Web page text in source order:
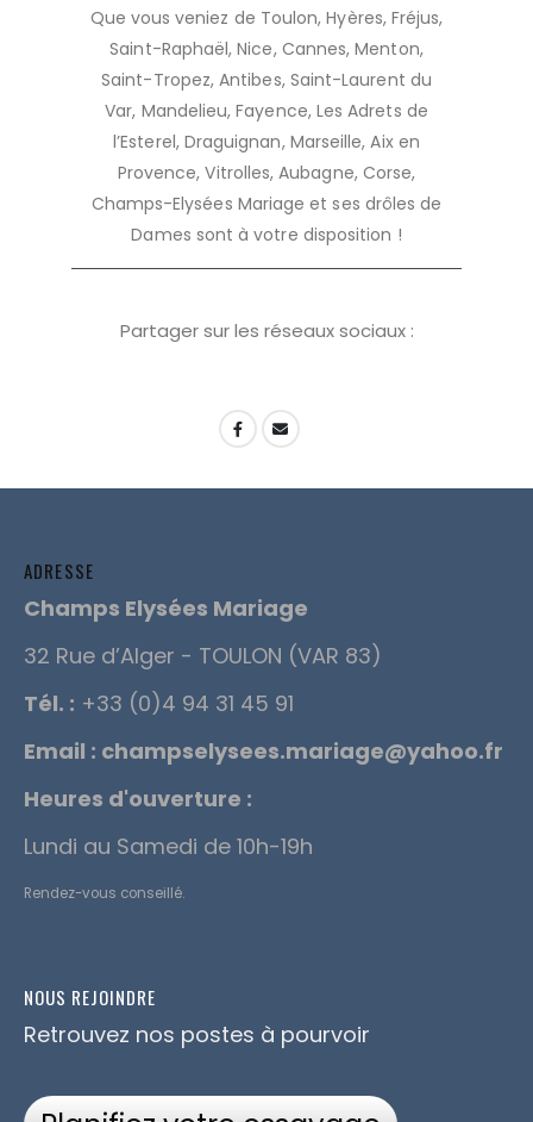
Que vous veniez de Toulon, Hyères, Fréjus,
Saint-Raphaël, Nice, Cannes, Menton,
Saint-Tropez, Antibes, Saint-Laurent du
Var, Mandelieu, Fayence, Les Adrets de
l’Esterel, Draguignan, Marseille, Aix en
Provence, Vitrolles, Aubagne, Corse,
Champs-Elysées Mariage et ses drôles de
Dames sont à votre disposition !
Partager sur les réseaux sociaux :
ADRESSE
Champs Elysées Mariage
32 Rue d’Alger - TOULON (VAR 83)
Tél. : +33 (0)4 94 31 45 91
Email : champselysees.mariage@yahoo.fr
Heures d'ouverture :
Lundi au Samedi de 10h-19h
Rendez-vous conseillé.
NOUS REJOINDRE
Retrouvez nos postes à pourvoir